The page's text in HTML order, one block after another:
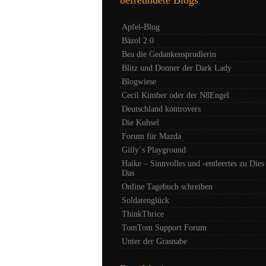
Apfel-Blog
Bäzol 2.0
Bea die Gedankensprudlerin
Blitz und Donner der Dark Lady
Blogwiese
Cecil Kimber oder der N8Engel
Deutschland kontrovers
Die Kuhsel
Forum für Mazda
Gilly´s Playground
Haike – Sinnvolles und -entleertes zu Dies
Das
Online Tagebuch schreiben
Soldatenglück
ThinkThrice
TomTom Support Forum
Unter der Grasnabe